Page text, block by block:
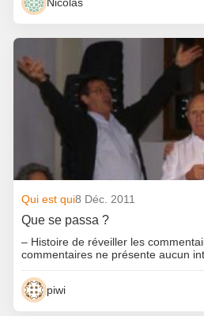
Qui est qui8 Déc. 2011
Que se passa ?
– Histoire de réveiller les
commentaires ne présente aucun
piwi